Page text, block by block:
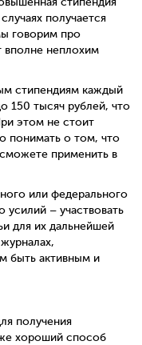
получается
говорим про
вполне неплохим
стипендиям каждый
150 тысяч рублей, что
этом не стоит
понимать о том, что
применить в
или федерального
– участвовать
для их дальнейшей
быть активным и
получения
хороший способ